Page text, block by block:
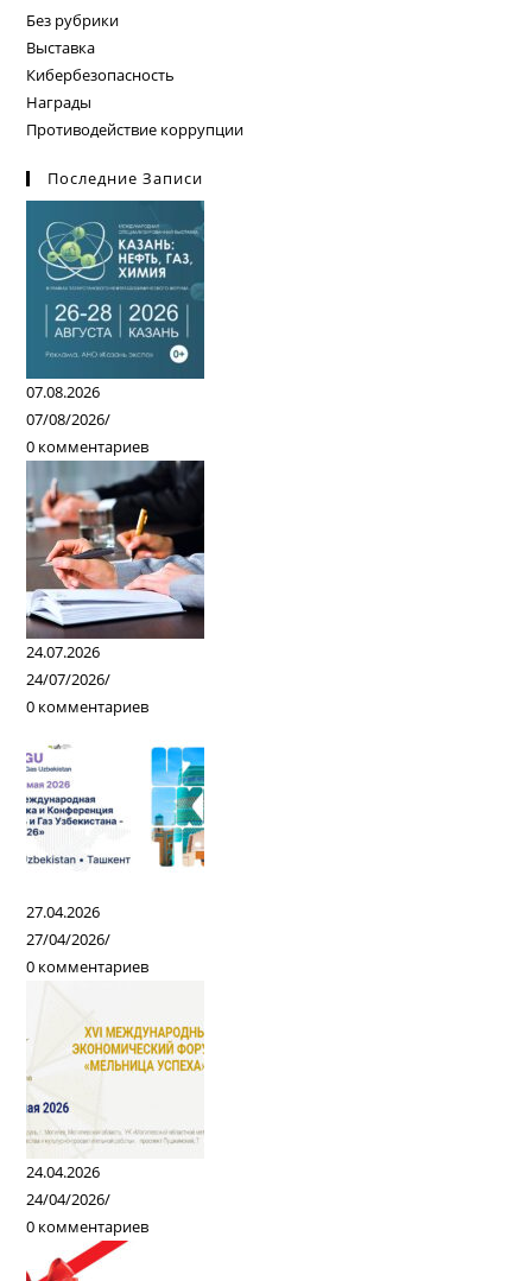
Без рубрики
Выставка
Кибербезопасность
Награды
Противодействие коррупции
Последние Записи
07.08.2026
07/08/2026/
0 комментариев
24.07.2026
24/07/2026/
0 комментариев
27.04.2026
27/04/2026/
0 комментариев
24.04.2026
24/04/2026/
0 комментариев